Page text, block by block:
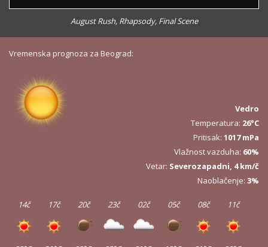
August Rush, Rhapsody, Final Scene
Vremenska prognoza za Beograd:
Vedro
Temperatura: 26°C
Pritisak: 1017 mPa
Vlažnost vazduha: 60%
Vetar: Severozapadni, 4 km/č
Naoblačenje: 3%
14č 17č 20č 23č 02č 05č 08č 11č